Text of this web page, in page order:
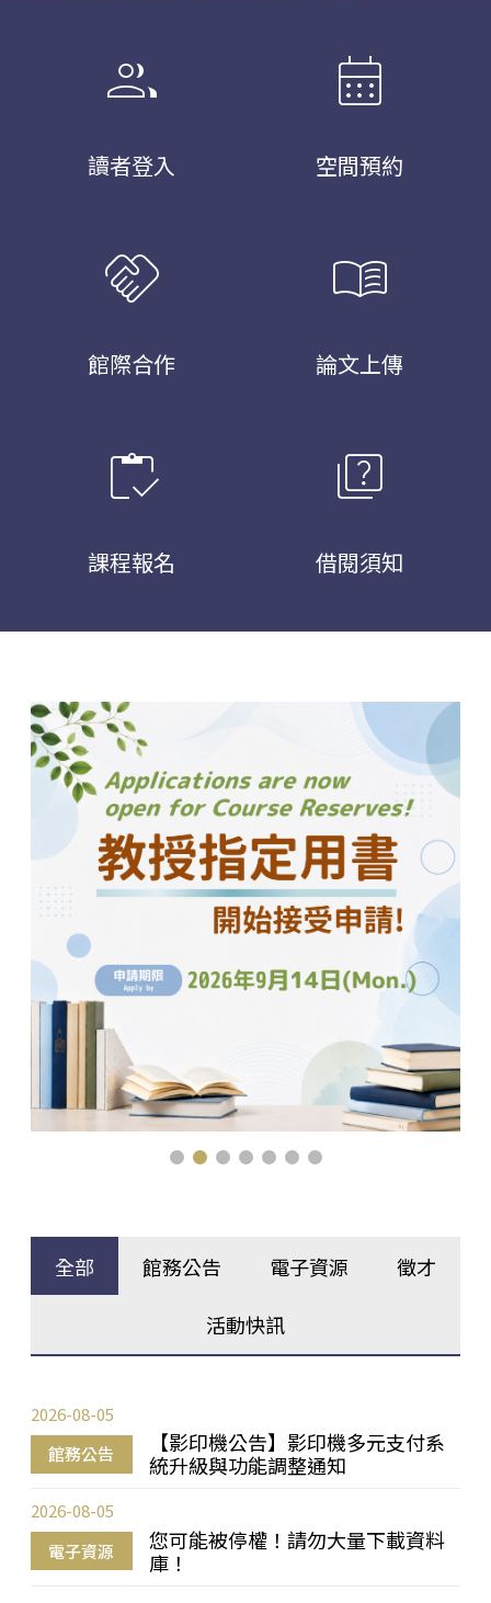
group
讀者登入
calendar_month
空間預約
handshake
館際合作
menu_book
論文上傳
inventory
課程報名
quiz
借閱須知
全部 館務公告 電子資源 徵才
活動快訊
館務公告
【影印機公告】影印機多元支付系
統升級與功能調整通知
2026-08-05
電子資源
您可能被停權！請勿大量下載資料
庫！
2026-08-05